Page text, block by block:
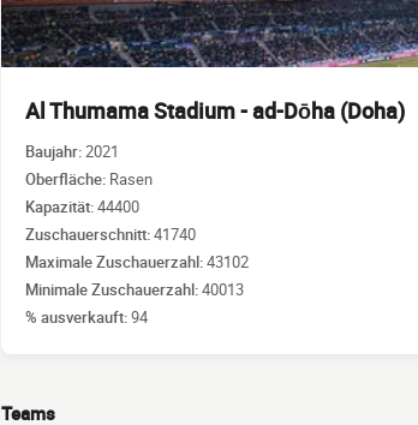
Al Thumama Stadium - ad-Dōha (Doha)
Baujahr:2021
Oberfläche: Rasen
Kapazität:44400
Zuschauerschnitt:41740
Maximale Zuschauerzahl:43102
Minimale Zuschauerzahl:40013
% ausverkauft:94
Teams